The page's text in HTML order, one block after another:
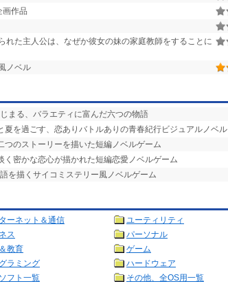
作品
れた主人公は、なぜか彼女の妹の家庭教師をすることに
ノベル
まる、バラエティに富んだ六つの物語
を過ごす、恋ありバトルありの青春紀行ビジュアルノベル
のストーリーを描いた短編ノベルゲーム
く密かな恋心が描かれた短編恋愛ノベルゲーム
を描くサイコミステリー風ノベルゲーム
ーネット＆通信
ユーティリティ
ス
パーソナル
教育
ゲーム
ラミング
ハードウェア
フト一覧
その他、全OS用一覧